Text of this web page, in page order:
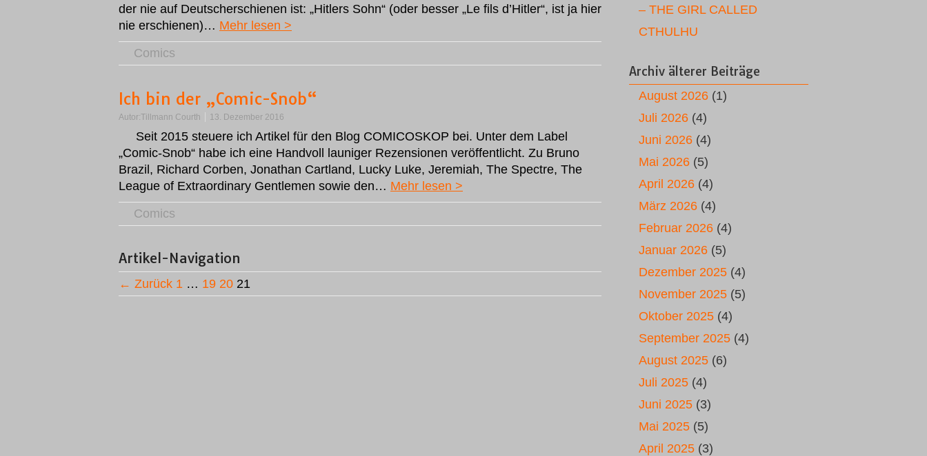
der nie auf Deutscherschienen ist: „Hitlers Sohn“ (oder besser „Le fils d’Hitler“, ist ja hier
nie erschienen)… Mehr lesen >
Comics
Ich bin der „Comic-Snob“
Autor:Tillmann Courth 13. Dezember 2016
Seit 2015 steuere ich Artikel für den Blog COMICOSKOP bei. Unter dem Label
„Comic-Snob“ habe ich eine Handvoll launiger Rezensionen veröffentlicht. Zu Bruno
Brazil, Richard Corben, Jonathan Cartland, Lucky Luke, Jeremiah, The Spectre, The
League of Extraordinary Gentlemen sowie den… Mehr lesen >
Comics
Artikel-Navigation
← Zurück 1 … 19 20 21
– THE GIRL CALLED
CTHULHU
Archiv älterer Beiträge
August 2026 (1)
Juli 2026 (4)
Juni 2026 (4)
Mai 2026 (5)
April 2026 (4)
März 2026 (4)
Februar 2026 (4)
Januar 2026 (5)
Dezember 2025 (4)
November 2025 (5)
Oktober 2025 (4)
September 2025 (4)
August 2025 (6)
Juli 2025 (4)
Juni 2025 (3)
Mai 2025 (5)
April 2025 (3)